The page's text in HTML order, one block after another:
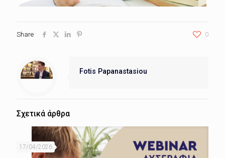
Share 0
Fotis Papanastasiou
Σχετικά άρθρα
17/04/2026